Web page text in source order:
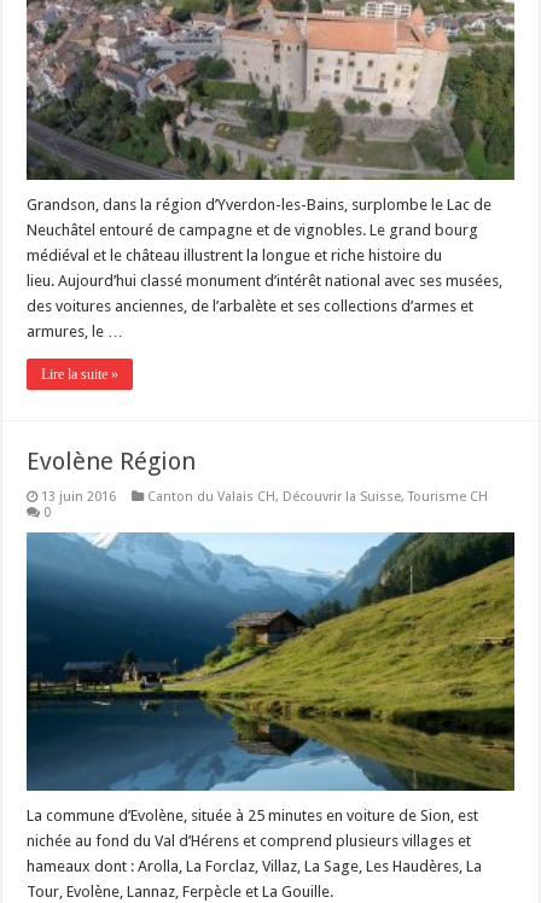
Grandson, dans la région d’Yverdon-les-Bains, surplombe le Lac de
Neuchâtel entouré de campagne et de vignobles. Le grand bourg
médiéval et le château illustrent la longue et riche histoire du
lieu. Aujourd’hui classé monument d’intérêt national avec ses musées,
des voitures anciennes, de l’arbalète et ses collections d’armes et
armures, le …
Lire la suite »
Evolène Région
13 juin 2016 Canton du Valais CH, Découvrir la Suisse,Tourisme CH
0
La commune d’Evolène, située à 25 minutes en voiture de Sion, est
nichée au fond du Val d’Hérens et comprend plusieurs villages et
hameaux dont : Arolla, La Forclaz, Villaz, La Sage, Les Haudères, La
Tour, Evolène, Lannaz, Ferpècle et La Gouille.